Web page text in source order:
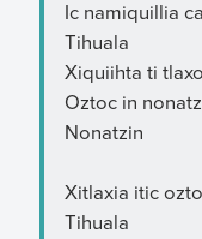
Ic namiquillia
Tihuala
Xiquiihta ti
Oztoc in
Nonatzin
Xitlaxia itic
Tihuala